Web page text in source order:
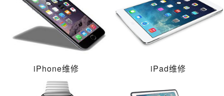
iPhone维修 iPad维修